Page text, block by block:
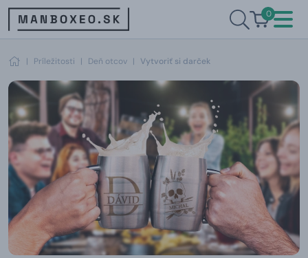
0
| Príležitosti | Deň otcov | Vytvoriť si darček